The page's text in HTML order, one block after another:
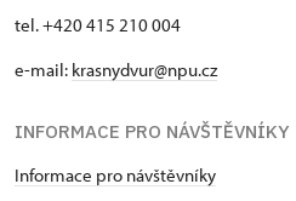
tel. +420 415 210 004
e-mail: krasnydvur@npu.cz
INFORMACE PRO NÁVŠTĚVNÍKY
Informace pro návštěvníky